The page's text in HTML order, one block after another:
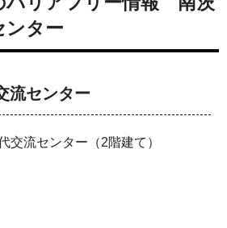
ンター
流センター
交流センター（2階建て）